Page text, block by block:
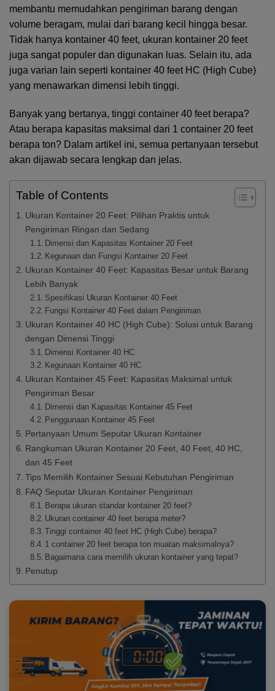
membantu memudahkan pengiriman barang dengan
volume beragam, mulai dari barang kecil hingga besar.
Tidak hanya kontainer 40 feet, ukuran kontainer 20 feet
juga sangat populer dan digunakan luas. Selain itu, ada
juga varian lain seperti kontainer 40 feet HC (High Cube)
yang menawarkan dimensi lebih tinggi.
Banyak yang bertanya, tinggi container 40 feet berapa?
Atau berapa kapasitas maksimal dari 1 container 20 feet
berapa ton? Dalam artikel ini, semua pertanyaan tersebut
akan dijawab secara lengkap dan jelas.
Table of Contents
Ukuran Kontainer 20 Feet: Pilihan Praktis untuk
Pengiriman Ringan dan Sedang
Dimensi dan Kapasitas Kontainer 20 Feet
Kegunaan dan Fungsi Kontainer 20 Feet
Ukuran Kontainer 40 Feet: Kapasitas Besar untuk Barang
Lebih Banyak
Spesifikasi Ukuran Kontainer 40 Feet
Fungsi Kontainer 40 Feet dalam Pengiriman
Ukuran Kontainer 40 HC (High Cube): Solusi untuk Barang
dengan Dimensi Tinggi
Dimensi Kontainer 40 HC
Kegunaan Kontainer 40 HC
Ukuran Kontainer 45 Feet: Kapasitas Maksimal untuk
Pengiriman Besar
Dimensi dan Kapasitas Kontainer 45 Feet
Penggunaan Kontainer 45 Feet
Pertanyaan Umum Seputar Ukuran Kontainer
Rangkuman Ukuran Kontainer 20 Feet, 40 Feet, 40 HC,
dan 45 Feet
Tips Memilih Kontainer Sesuai Kebutuhan Pengiriman
FAQ Seputar Ukuran Kontainer Pengiriman
Berapa ukuran standar kontainer 20 feet?
Ukuran container 40 feet berapa meter?
Tinggi container 40 feet HC (High Cube) berapa?
1 container 20 feet berapa ton muatan maksimalnya?
Bagaimana cara memilih ukuran kontainer yang tepat?
Penutup